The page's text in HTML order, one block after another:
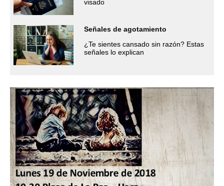
visado
Señales de agotamiento
¿Te sientes cansado sin razón? Estas
señales lo explican